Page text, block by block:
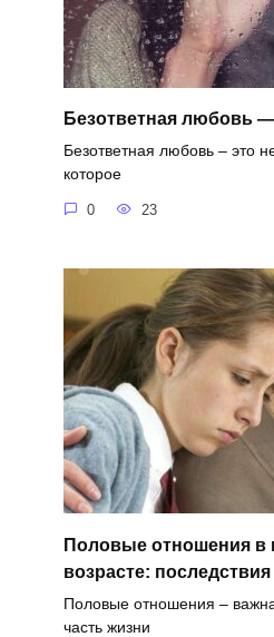
Безответная любовь
Безответная любовь – это
которое
0 23
Половые отношения в
возрасте:
Половые отношения –
часть жизни